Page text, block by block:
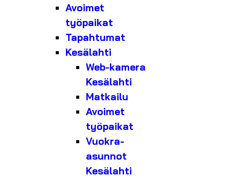
Avoimet
työpaikat
Tapahtumat
Kesälahti
Web-kamera
Kesälahti
Matkailu
Avoimet
työpaikat
Vuokra-
asunnot
Kesälahti